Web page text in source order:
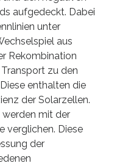
aufgedeckt. Dabei
unter
aus
Rekombination
zu den
enthalten die
der Solarzellen.
werden mit der
verglichen. Diese
der